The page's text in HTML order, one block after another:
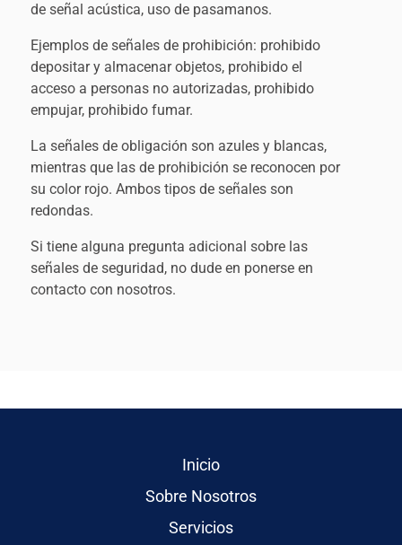
de señal acústica, uso de pasamanos.
Ejemplos de señales de prohibición: prohibido
depositar y almacenar objetos, prohibido el
acceso a personas no autorizadas, prohibido
empujar, prohibido fumar.
La señales de obligación son azules y blancas,
mientras que las de prohibición se reconocen por
su color rojo. Ambos tipos de señales son
redondas.
Si tiene alguna pregunta adicional sobre las
señales de seguridad, no dude en ponerse en
contacto con nosotros.
Inicio
Sobre Nosotros
Servicios